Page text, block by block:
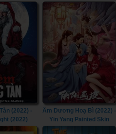
the Silver
(2022) -
(2022)
Âm Dương Hoạ Bì (2022) -
Yin Yang Painted Skin
(2022)